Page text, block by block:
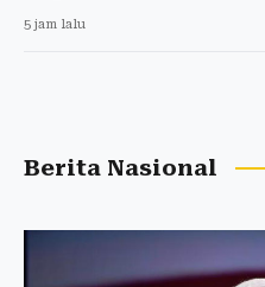
5 jam lalu
Berita Nasional